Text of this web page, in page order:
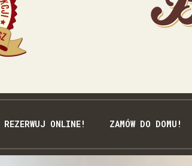
REZERWUJ ONLINE! ZAMÓW DO DOMU!